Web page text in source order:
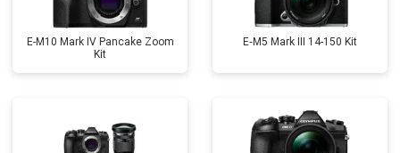
E-M10 Mark IV Pancake Zoom
Kit
E‑M5 Mark III 14-150 Kit